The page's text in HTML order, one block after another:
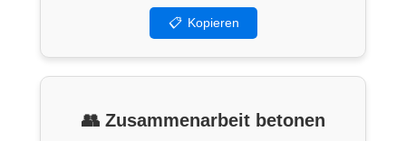
📋 Kopieren
👥 Zusammenarbeit betonen